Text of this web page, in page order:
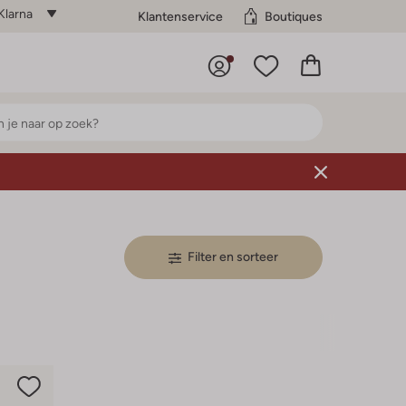
Klantenservice Boutiques
Filter en sorteer